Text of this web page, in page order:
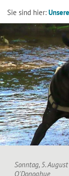
Sie sind hier:
Sonntag, 5.
O'Donoghue